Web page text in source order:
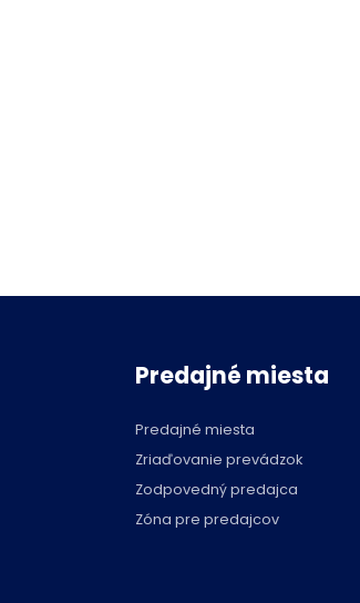
Predajné miesta
Predajné miesta
Zriaďovanie prevádzok
Zodpovedný predajca
Zóna pre predajcov